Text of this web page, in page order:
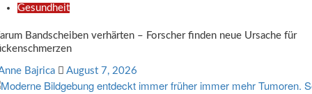
Gesundheit
Bandscheiben verhärten – Forscher finden neue Ursache für
Bajrica August 7, 2026